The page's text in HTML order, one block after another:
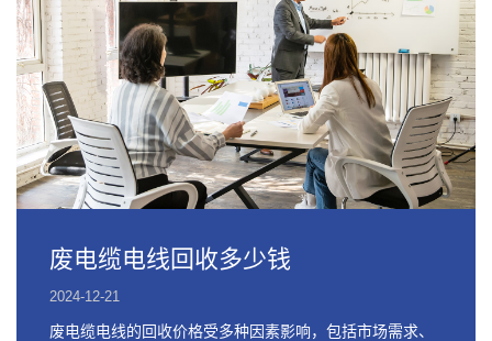
废电缆电线回收多少钱
2024-12-21
废电缆电线的回收价格受多种因素影响，包括市场需求、